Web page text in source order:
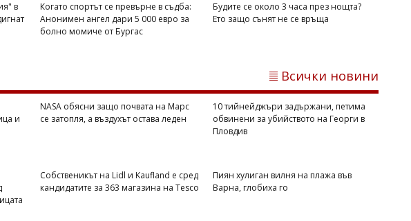
Михаил ДИМИТРОВ
NASA обясни защо почвата на Марс
в
Когато спортът се превърне в съдба:
Анонимен ангел дари 5 000 евро за
болно момиче от Бургас
Будите се около 3 часа през нощта?
Ето защо сънят не се връща
Всички новини
и
NASA обясни защо почвата на Марс
се затопля, а въздухът остава леден
10 тийнейджъри задържани, петима
обвинени за убийството на Георги в
Пловдив
Собственикът на Lidl и Kaufland е сред
кандидатите за 363 магазина на Tesco
Пиян хулиган вилня на плажа във
Варна, глобиха го